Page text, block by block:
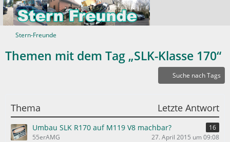
Stern-Freunde
Themen mit dem Tag „SLK-Klasse 170“
Suche nach Tags
Thema Letzte Antwort
Umbau SLK R170 auf M119 V8 machbar?
16
55erAMG
27. April 2015 um 09:08